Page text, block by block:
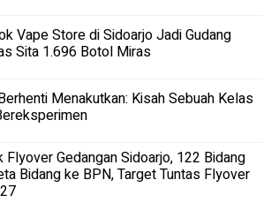
Vape Store di Sidoarjo Jadi Gudang
Sita 1.696 Botol Miras
Menakutkan: Kisah Sebuah Kelas
Gedangan Sidoarjo, 122 Bidang
Bidang ke BPN, Target Tuntas Flyover